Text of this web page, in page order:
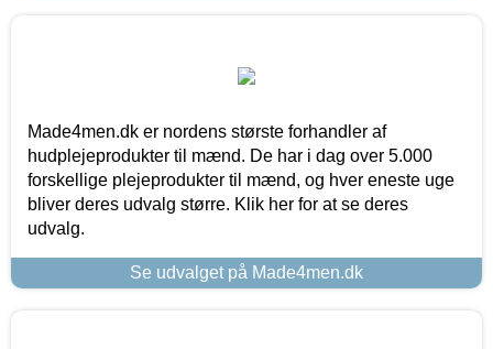
Made4men.dk er nordens største forhandler af
hudplejeprodukter til mænd. De har i dag over 5.000
forskellige plejeprodukter til mænd, og hver eneste uge
bliver deres udvalg større. Klik her for at se deres
udvalg.
Se udvalget på Made4men.dk